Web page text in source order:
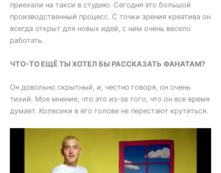
приехали на такси в студию. Сегодня это большой
производственный процесс. С точки зрения креатива он
всегда открыт для новых идей, с ним очень весело
работать.
ЧТО-ТО ЕЩЁ ТЫ ХОТЕЛ БЫ РАССКАЗАТЬ ФАНАТАМ?
Он довольно скрытный, и, честно говоря, он очень
тихий. Мое мнение, что это из-за того, что он все время
думает. Колесики в его голове не перестают крутиться.